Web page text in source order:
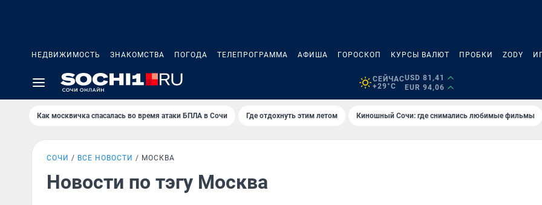
НЕДВИЖИМОСТЬ ЗНАКОМСТВА ПОГОДА ТЕЛЕПРОГРАММА АФИША ГОРОСКОП КУРСЫ ВАЛЮТ ПРОБКИ ZODY
СЕЙЧАС
+29°C
USD 81,41
EUR 94,06
Как москвичка спасалась во время атаки БПЛА в Сочи Где отдохнуть этим летом Киношный Сочи: где снимались любимые фильмы
СОЧИ ВСЕ НОВОСТИ МОСКВА
Новости по тэгу Москва